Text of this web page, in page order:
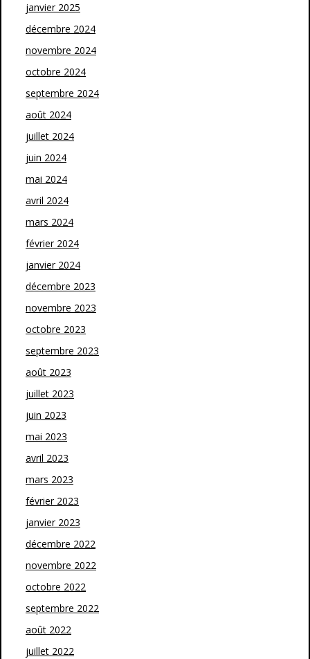
janvier 2025
décembre 2024
novembre 2024
octobre 2024
septembre 2024
août 2024
juillet 2024
juin 2024
mai 2024
avril 2024
mars 2024
février 2024
janvier 2024
décembre 2023
novembre 2023
octobre 2023
septembre 2023
août 2023
juillet 2023
juin 2023
mai 2023
avril 2023
mars 2023
février 2023
janvier 2023
décembre 2022
novembre 2022
octobre 2022
septembre 2022
août 2022
juillet 2022